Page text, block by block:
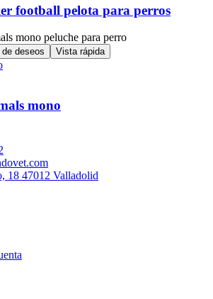
múltiples
variantes.
Las
opciones
se
pueden
la
producto
football pelota para perros
deseos Vista rápida
mono
18 47012 Valladolid